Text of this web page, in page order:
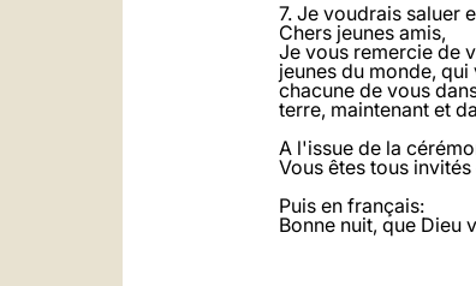
7. Je voudrais saluer
Chers jeunes amis,
Je vous remercie de
jeunes du monde,
chacune de vous
terre, maintenant et
A l'issue de la
Vous êtes tous
Puis en français:
Bonne nuit, que Dieu